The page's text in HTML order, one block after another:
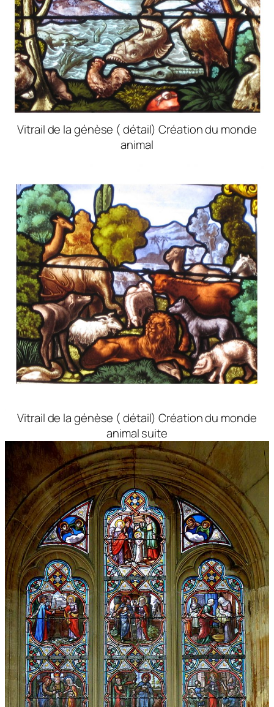
Vitrail de la génèse ( détail) Création du monde
animal
Vitrail de la génèse ( détail) Création du monde
animal suite